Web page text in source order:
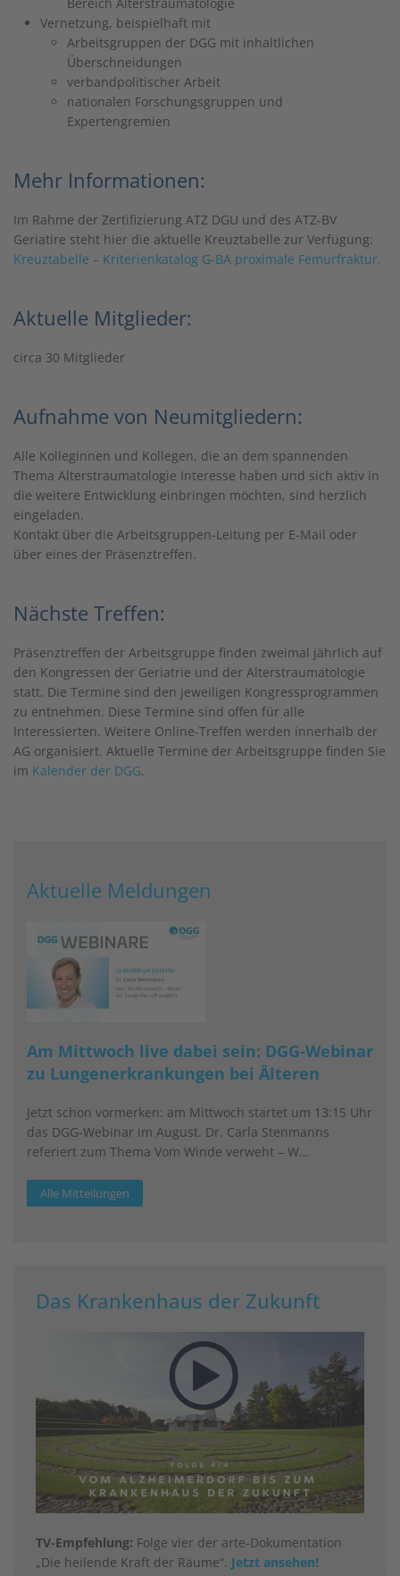
Vernetzung, beispielhaft mit
Arbeitsgruppen der DGG mit inhaltlichen
Überschneidungen
verbandpolitischer Arbeit
nationalen Forschungsgruppen und
Expertengremien
Mehr Informationen:
Im Rahme der Zertifizierung ATZ DGU und des ATZ-BV
Geriatire steht hier die aktuelle Kreuztabelle zur Verfügung:
Kreuztabelle – Kriterienkatalog G-BA proximale Femurfraktur.
Aktuelle Mitglieder:
circa 30 Mitglieder
Aufnahme von Neumitgliedern:
Alle Kolleginnen und Kollegen, die an dem spannenden
Thema Alterstraumatologie Interesse haben und sich aktiv in
die weitere Entwicklung einbringen möchten, sind herzlich
eingeladen.
Kontakt über die Arbeitsgruppen-Leitung per E-Mail oder
über eines der Präsenztreffen.
Nächste Treffen:
Präsenztreffen der Arbeitsgruppe finden zweimal jährlich auf
den Kongressen der Geriatrie und der Alterstraumatologie
statt. Die Termine sind den jeweiligen Kongressprogrammen
zu entnehmen. Diese Termine sind offen für alle
Interessierten. Weitere Online-Treffen werden innerhalb der
AG organisiert. Aktuelle Termine der Arbeitsgruppe finden Sie
im Kalender der DGG.
Aktuelle Meldungen
Am Mittwoch live dabei sein: DGG-Webinar
zu Lungenerkrankungen bei Älteren
Jetzt schon vormerken: am Mittwoch startet um 13:15 Uhr
das DGG-Webinar im August. Dr. Carla Stenmanns
referiert zum Thema Vom Winde verweht – W…
Alle Mitteilungen
Das Krankenhaus der Zukunft
TV-Empfehlung: Folge vier der arte-Dokumentation
„Die heilende Kraft der Räume“. Jetzt ansehen!